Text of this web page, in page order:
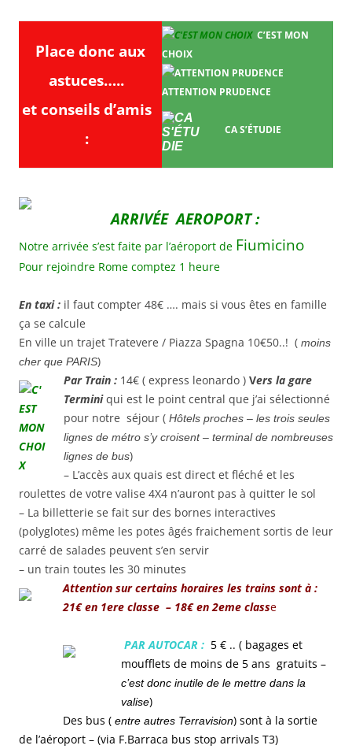
Place donc aux
astuces…..
et conseils d’amis
:
C’EST MON
CHOIX
ATTENTION PRUDENCE
CA S’ÉTUDIE
ARRIVÉE AEROPORT :
Notre arrivée s’est faite par l’aéroport de Fiumicino
Pour rejoindre Rome comptez 1 heure
En taxi : il faut compter 48€ …. mais si vous êtes en famille
ça se calcule
En ville un trajet Tratevere / Piazza Spagna 10€50..! ( moins
cher que PARIS)
Par Train : 14€ ( express leonardo ) Vers la gare
Terminiqui est le point central que j’ai sélectionné
pour notre séjour ( Hôtels proches – les trois seules
lignes de métro s’y croisent – terminal de nombreuses
lignes de bus)
– L’accès aux quais est direct et fléché et les
roulettes de votre valise 4X4 n’auront pas à quitter le sol
– La billetterie se fait sur des bornes interactives
(polyglotes) même les potes âgés fraichement sortis de leur
carré de salades peuvent s’en servir
– un train toutes les 30 minutes
Attention sur certains horaires les trains sont à :
21€ en 1ere classe – 18€ en 2eme classe
PAR AUTOCAR : 5 € .. ( bagages et
moufflets de moins de 5 ans gratuits –
c’est donc inutile de le mettre dans la
valise)
Des bus ( entre autres Terravision) sont à la sortie
de l’aéroport – (via F.Barraca bus stop arrivals T3)